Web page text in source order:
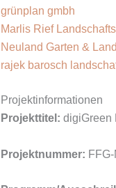
grünplan gmbh
Marlis Rief
Neuland Garten &
rajek barosch
Projektinformationen
Projekttitel: digiGreen
Projektnummer: